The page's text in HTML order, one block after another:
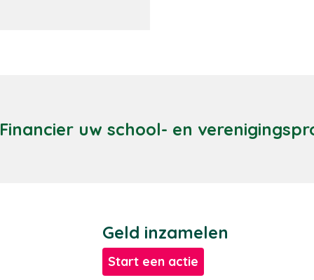
Financier uw school- en
Geld inzamelen
Start een actie